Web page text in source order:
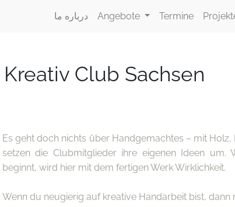
درباره ما Angebote Termine
Kreativ Club Sachsen
Es geht doch nichts über Handgemachtes – mit
setzen die Clubmitglieder ihre eigenen Ideen um.
beginnt, wird hier mit dem fertigen Werk Wirklichkeit.
Wenn du neugierig auf kreative Handarbeit bist, dann